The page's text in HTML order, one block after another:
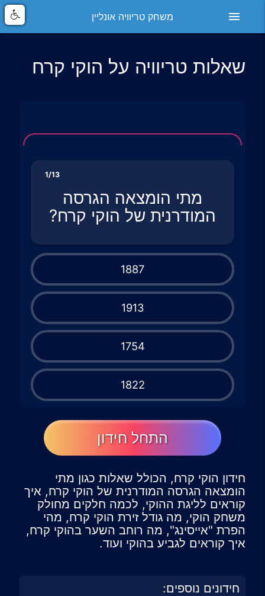
menu משחק טריוויה אונליין
שאלות טריוויה על הוקי קרח
1/13
מתי הומצאה הגרסה
המודרנית של הוקי קרח?
1887
1913
1754
1822
התחל חידון
חידון הוקי קרח, הכולל שאלות כגון מתי
הומצאה הגרסה המודרנית של הוקי קרח, איך
קוראים לליגת ההוקי, לכמה חלקים מחולק
משחק הוקי, מה גודל זירת הוקי קרח, מהי
הפרת "אייסינג", מה רוחב השער בהוקי קרח,
איך קוראים לגביע בהוקי ועוד.
חידונים נוספים: